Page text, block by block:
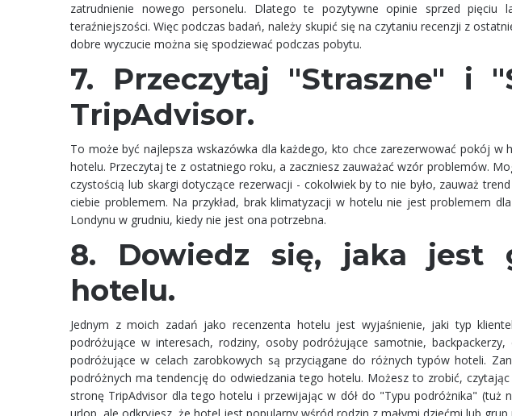
zatrudnienie nowego personelu. Dlatego te pozytywne opinie sprzed
teraźniejszości. Więc podczas badań, należy skupić się na czytaniu recenzji z
dobre wyczucie można się spodziewać podczas pobytu.
7. Przeczytaj "Straszne" i
TripAdvisor.
To może być najlepsza wskazówka dla każdego, kto chce zarezerwować pokój
hotelu. Przeczytaj te z ostatniego roku, a zaczniesz zauważać wzór problemów.
czystością lub skargi dotyczące rezerwacji - cokolwiek by to nie było, zauważ
ciebie problemem. Na przykład, brak klimatyzacji w hotelu nie jest problemem
Londynu w grudniu, kiedy nie jest ona potrzebna.
8. Dowiedz się, jaka jest
hotelu.
Jednym z moich zadań jako recenzenta hotelu jest wyjaśnienie, jaki typ
podróżujące w interesach, rodziny, osoby podróżujące samotnie,
podróżujące w celach zarobkowych są przyciągane do różnych typów hoteli.
podróżnych ma tendencję do odwiedzania tego hotelu. Możesz to zrobić,
stronę TripAdvisor dla tego hotelu i przewijając w dół do "Typu podróżnika" (tuż